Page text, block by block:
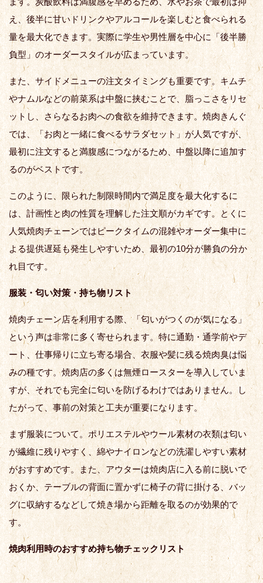
え、後半に甘いドリンクやアルコールを楽しむと食べられる
量を最大化できます。実際に学生や男性層を中心に「後半勝
負型」のオーダースタイルが広まっています。
また、サイドメニューの注文タイミングも重要です。キムチ
やナムルなどの前菜系は中盤に挟むことで、脂っこさをリセ
ットし、さらなるお肉への食欲を維持できます。焼肉きんぐ
では、「お肉と一緒に食べるサラダセット」が人気ですが、
最初に注文すると満腹感につながるため、中盤以降に追加す
るのがベストです。
このように、限られた制限時間内で満足度を最大化するに
は、計画性と肉の性質を理解した注文順がカギです。とくに
人気焼肉チェーンではピークタイムの混雑やオーダー集中に
よる提供遅延も発生しやすいため、最初の10分が勝負の分か
れ目です。
服装・匂い対策・持ち物リスト
焼肉チェーン店を利用する際、「匂いがつくのが気になる」
という声は非常に多く寄せられます。特に通勤・通学前やデ
ート、仕事帰りに立ち寄る場合、衣服や髪に残る焼肉臭は悩
みの種です。焼肉店の多くは無煙ロースターを導入していま
すが、それでも完全に匂いを防げるわけではありません。し
たがって、事前の対策と工夫が重要になります。
まず服装について。ポリエステルやウール素材の衣類は匂い
が繊維に残りやすく、綿やナイロンなどの洗濯しやすい素材
がおすすめです。また、アウターは焼肉店に入る前に脱いで
おくか、テーブルの背面に置かずに椅子の背に掛ける、バッ
グに収納するなどして焼き場から距離を取るのが効果的で
す。
焼肉利用時のおすすめ持ち物チェックリスト